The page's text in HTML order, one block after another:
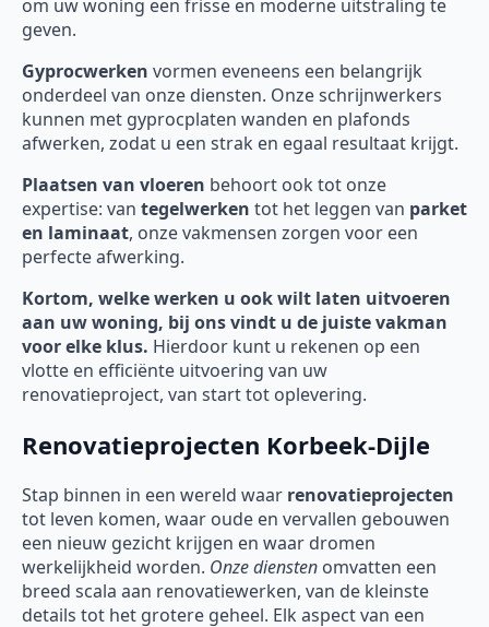
om uw woning een frisse en moderne uitstraling te
geven.
Gyprocwerken vormen eveneens een belangrijk
onderdeel van onze diensten. Onze schrijnwerkers
kunnen met gyprocplaten wanden en plafonds
afwerken, zodat u een strak en egaal resultaat krijgt.
Plaatsen van vloeren behoort ook tot onze
expertise: van tegelwerken tot het leggen van parket
en laminaat, onze vakmensen zorgen voor een
perfecte afwerking.
Kortom, welke werken u ook wilt laten uitvoeren
aan uw woning, bij ons vindt u de juiste vakman
voor elke klus. Hierdoor kunt u rekenen op een
vlotte en efficiënte uitvoering van uw
renovatieproject, van start tot oplevering.
Renovatieprojecten Korbeek-Dijle
Stap binnen in een wereld waar renovatieprojecten
tot leven komen, waar oude en vervallen gebouwen
een nieuw gezicht krijgen en waar dromen
werkelijkheid worden. Onze diensten omvatten een
breed scala aan renovatiewerken, van de kleinste
details tot het grotere geheel. Elk aspect van een